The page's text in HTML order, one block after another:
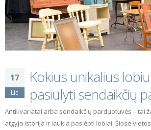
17
Lie
Kokius unikalius
pasiūlyti sendaikčių
Antikvariatai arba sendaikčių parduotuvės – tai
atgyja istorija ir laukia paslėpti lobiai. Šiose